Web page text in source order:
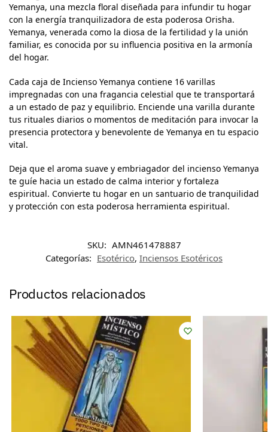
Yemanya, una mezcla floral diseñada para infundir tu hogar
con la energía tranquilizadora de esta poderosa Orisha.
Yemanya, venerada como la diosa de la fertilidad y la unión
familiar, es conocida por su influencia positiva en la armonía
del hogar.
Cada caja de Incienso Yemanya contiene 16 varillas
impregnadas con una fragancia celestial que te transportará
a un estado de paz y equilibrio. Enciende una varilla durante
tus rituales diarios o momentos de meditación para invocar la
presencia protectora y benevolente de Yemanya en tu espacio
vital.
Deja que el aroma suave y embriagador del incienso Yemanya
te guíe hacia un estado de calma interior y fortaleza
espiritual. Convierte tu hogar en un santuario de tranquilidad
y protección con esta poderosa herramienta espiritual.
SKU: AMN461478887
Categorías: Esotérico, Inciensos Esotéricos
Productos relacionados